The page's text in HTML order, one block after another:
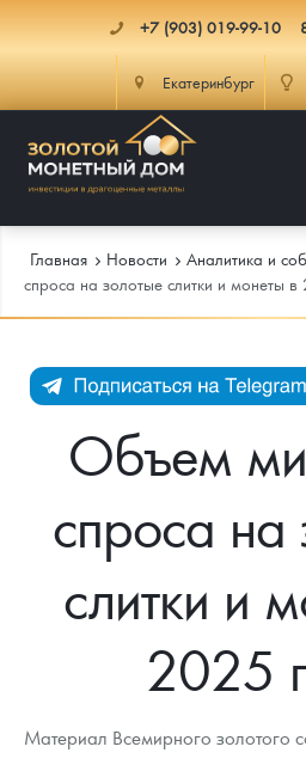
+7 (903) 019-99-10
Екатеринбург
Каталог Монет
Инвестиционные монеты
Монеты Царской России
Монеты стран мира после 1950г
Георгий Победоносец
Золотой червонец Сеятель
Инфо
Как сделать заказ
Гарантии
Доставка
Информация
Распродажа монет и жетонов
Аналитика и события
Итоги 2025 года. Прогноз курсов
Котировки
Курс золота и серебра
Главная Новости Аналитика и
спроса на золотые слитки и монеты в
Объем
спроса на
слитки и
2025
Материал Всемирного золотого